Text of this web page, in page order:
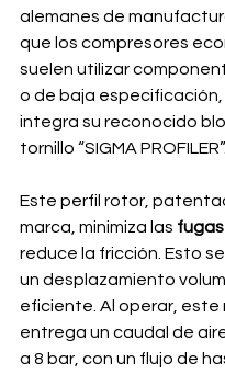
alemanes de
que los compresores
suelen utilizar
o de baja especificación,
integra su reconocido
tornillo “SIGMA PROFILER”.
Este perfil rotor,
marca, minimiza las
reduce la fricción. Esto
un desplazamiento
eficiente. Al operar, este
entrega un caudal de
a 8 bar, con un flujo de